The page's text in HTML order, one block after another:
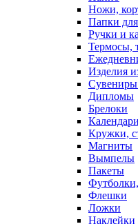
Ножи,
Папки
Ручки и
Термосы,
Изделия
Сувениры
Дипломы
Брелоки
Календари
Кружки,
Магниты
Вымпелы
Пакеты
Флешки
Ложки
Наклейки